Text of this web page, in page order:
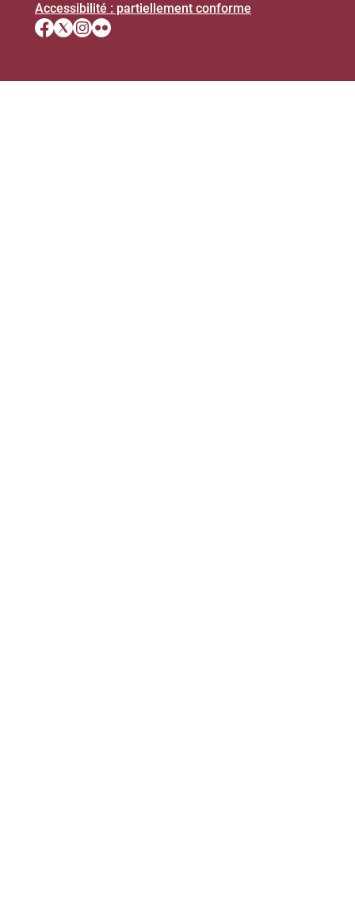
Accessibilité : partiellement conforme